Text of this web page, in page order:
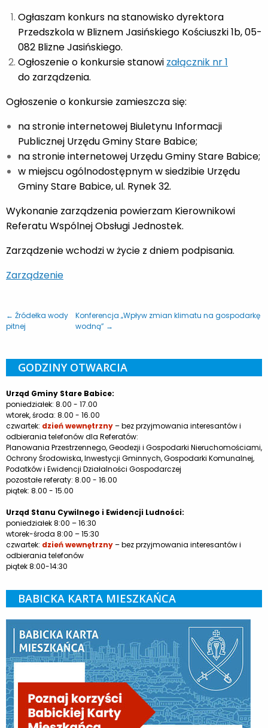
Ogłaszam konkurs na stanowisko dyrektora
Przedszkola w Bliznem Jasińskiego Kościuszki 1b, 05-
082 Blizne Jasińskiego.
Ogłoszenie o konkursie stanowi załącznik nr 1
do zarządzenia.
Ogłoszenie o konkursie zamieszcza się:
na stronie internetowej Biuletynu Informacji
Publicznej Urzędu Gminy Stare Babice;
na stronie internetowej Urzędu Gminy Stare Babice;
w miejscu ogólnodostępnym w siedzibie Urzędu
Gminy Stare Babice, ul. Rynek 32.
Wykonanie zarządzenia powierzam Kierownikowi
Referatu Wspólnej Obsługi Jednostek.
Zarządzenie wchodzi w życie z dniem podpisania.
Zarządzenie
← Źródełka wody
pitnej
Konferencja „Wpływ zmian klimatu na gospodarkę
wodną” →
GODZINY OTWARCIA
Urząd Gminy Stare Babice:
poniedziałek: 8.00 - 17.00
wtorek, środa: 8.00 - 16.00
czwartek: dzień wewnętrzny– bez przyjmowania interesantów i
odbierania telefonów dla Referatów:
Planowania Przestrzennego, Geodezji i Gospodarki Nieruchomościami,
Ochrony Środowiska, Inwestycji Gminnych, Gospodarki Komunalnej,
Podatków i Ewidencji Działalności Gospodarczej
pozostałe referaty: 8.00 - 16.00
piątek: 8.00 - 15.00
Urząd Stanu Cywilnego i Ewidencji Ludności:
poniedziałek 8:00 – 16:30
wtorek-środa 8:00 – 15:30
czwartek: dzień wewnętrzny– bez przyjmowania interesantów i
odbierania telefonów
piątek 8:00-14:30
BABICKA KARTA MIESZKAŃCA